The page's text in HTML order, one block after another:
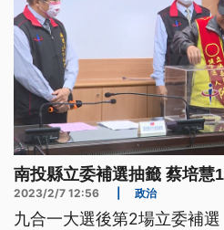
南投縣立委補選抽籤 蔡培慧
2023/2/7 12:56 政治
九合一大選後第2場立委補